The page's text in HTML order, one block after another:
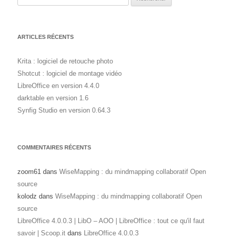
ARTICLES RÉCENTS
Krita : logiciel de retouche photo
Shotcut : logiciel de montage vidéo
LibreOffice en version 4.4.0
darktable en version 1.6
Synfig Studio en version 0.64.3
COMMENTAIRES RÉCENTS
zoom61 dans WiseMapping : du mindmapping collaboratif Open
source
kolodz dans WiseMapping : du mindmapping collaboratif Open
source
LibreOffice 4.0.0.3 | LibO – AOO | LibreOffice : tout ce qu'il faut
savoir | Scoop.it dans LibreOffice 4.0.0.3